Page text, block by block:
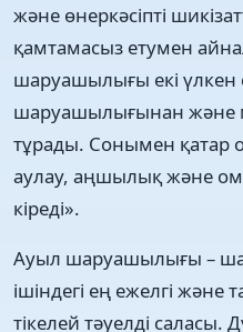
жəне өнеркəсіпті
қамтамасыз етумен
шаруашылығы екі үлкен
шаруашылығынан
тұрады. Сонымен қатар
аулау, аңшылық жəне
кіреді».
Ауыл шаруашылығы –
ішіндегі ең ежелгі жəне
тікелей тəуелді